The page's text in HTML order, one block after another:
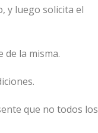
y luego solicita el
la misma.
que no todos los